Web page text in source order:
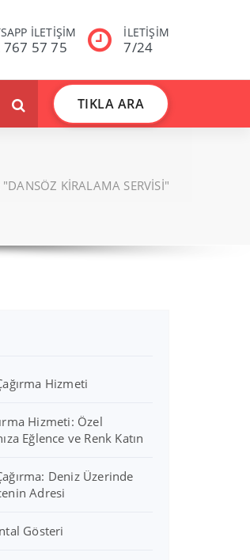
İLETİŞİM
57 75
İLETİŞİM
7/24
TIKLA ARA
KİRALAMA SERVİSİ"
Hizmeti
Hizmeti: Özel
Eğlence ve Renk Katın
Deniz Üzerinde
Adresi
Gösteri